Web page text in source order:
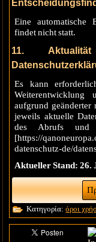
Eine automatische
findet nicht statt.
11.
Es kann
Weiterentwicklung
aufgrund geänderter
jeweils aktuelle
des Abrufs und
[https://
datenschutz-de/
Aktueller Stand: 26.
Κατηγορία:όροι